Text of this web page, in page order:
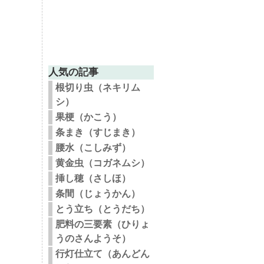
人気の記事
根切り虫（ネキリム
シ）
果梗（かこう）
条まき（すじまき）
腰水（こしみず）
黄金虫（コガネムシ）
挿し穂（さしほ）
条間（じょうかん）
とう立ち（とうだち）
肥料の三要素（ひりょ
うのさんようそ）
行灯仕立て（あんどん